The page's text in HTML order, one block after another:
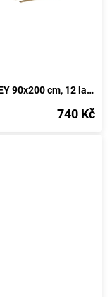
Rošt TREY 90x200 cm, 12 lamel
740 Kč